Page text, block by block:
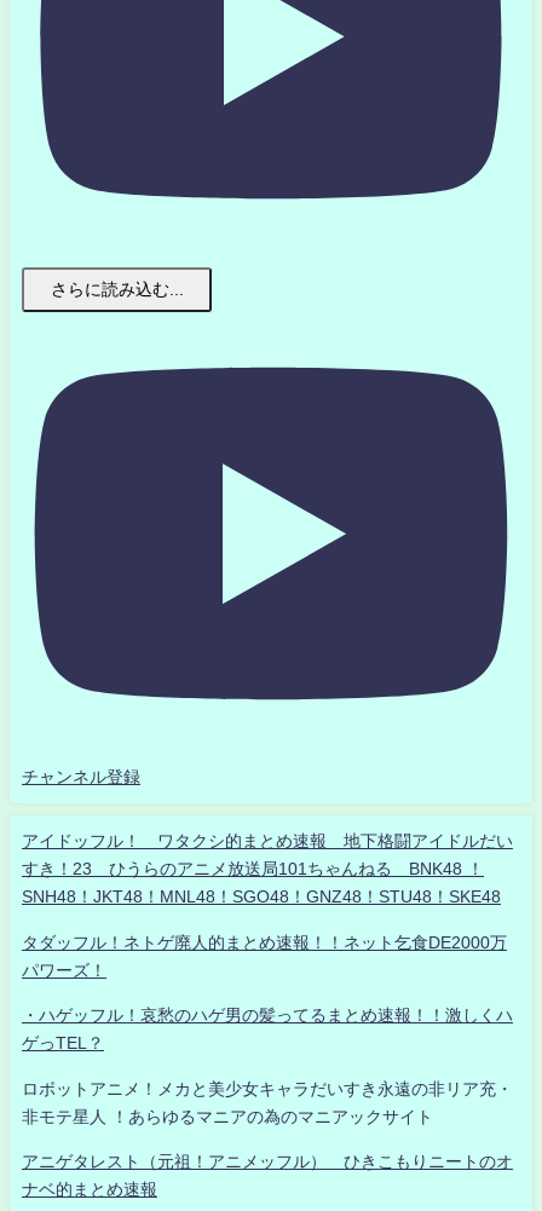
さらに読み込む...
チャンネル登録
アイドッフル！ ワタクシ的まとめ速報 地下格闘アイドルだい
すき！23 ひうらのアニメ放送局101ちゃんねる BNK48 ！
SNH48！JKT48！MNL48！SGO48！GNZ48！STU48！SKE48
タダッフル！ネトゲ廃人的まとめ速報！！ネット乞食DE2000万
パワーズ！
・ハゲッフル！哀愁のハゲ男の髪ってるまとめ速報！！激しくハ
ゲっTEL？
ロボットアニメ！メカと美少女キャラだいすき永遠の非リア充・
非モテ星人 ！あらゆるマニアの為のマニアックサイト
アニゲタレスト（元祖！アニメッフル） ひきこもりニートのオ
ナベ的まとめ速報